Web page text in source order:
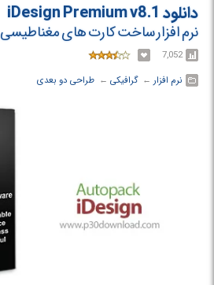
دانلود iDesign Premium v8.1
نرم افزار ساخت کارت های مغناطیسی
7,052
نرم افزار ← ‏گرافیکی ← ‏ طراحی دو بعدی